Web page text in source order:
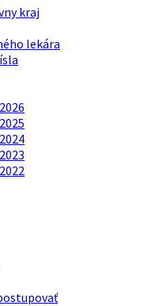
kraj
lekára